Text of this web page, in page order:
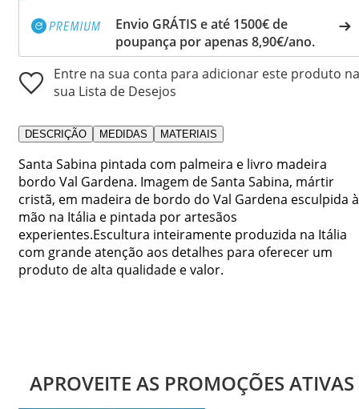
Envio GRÁTIS e até 1500€ de
poupança por apenas 8,90€/ano.
Entre na sua conta para adicionar este produto na
sua Lista de Desejos
DESCRIÇÃO MEDIDAS MATERIAIS
Santa Sabina pintada com palmeira e livro madeira
bordo Val Gardena. Imagem de Santa Sabina, mártir
cristã, em madeira de bordo do Val Gardena esculpida à
mão na Itália e pintada por artesãos
experientes.Escultura inteiramente produzida na Itália
com grande atenção aos detalhes para oferecer um
produto de alta qualidade e valor.
APROVEITE AS PROMOÇÕES ATIVAS